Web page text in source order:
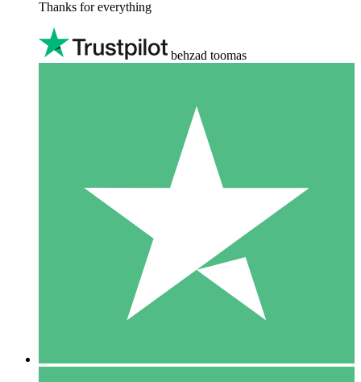
Thanks for everything
behzad toomas